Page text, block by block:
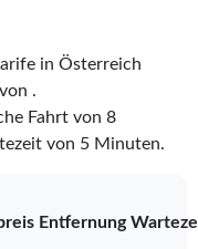
in Österreich
von .
Fahrt von 8
von 5 Minuten.
Entfernung